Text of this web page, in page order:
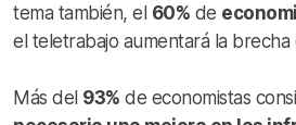
tema también, el 60% de
el teletrabajo aumentará la brecha
Más del 93% de economistas